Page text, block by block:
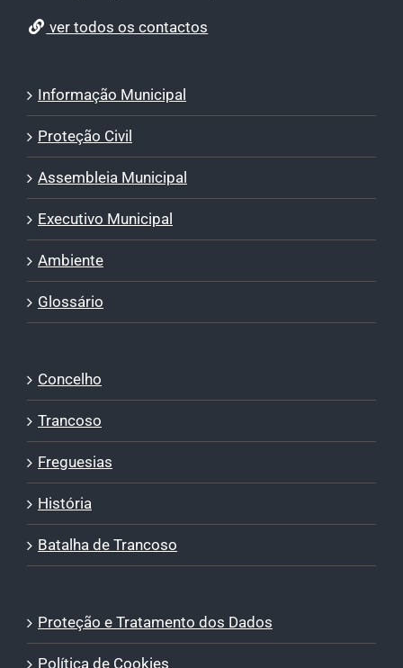
ver todos os contactos
Informação Municipal
Proteção Civil
Assembleia Municipal
Executivo Municipal
Ambiente
Glossário
Concelho
Trancoso
Freguesias
História
Batalha de Trancoso
Proteção e Tratamento dos Dados
Política de Cookies